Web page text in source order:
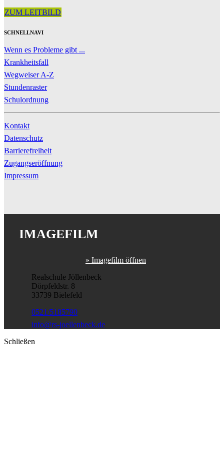
ZUM LEITBILD
SCHNELLNAVI
Wenn es Probleme gibt ...
Krankheitsfall
Wegweiser A-Z
Stundenraster
Schulordnung
Kontakt
Datenschutz
Barrierefreiheit
Zugangseröffnung
Impressum
IMAGEFILM
» Imagefilm öffnen
Realschule Jöllenbeck
Dörpfeldstr. 8
33739 Bielefeld
0521/5185790
info@rs-joellenbeck.de
Schließen